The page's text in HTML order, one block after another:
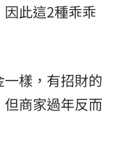
此這2種乖乖
樣，有招財的
商家過年反而